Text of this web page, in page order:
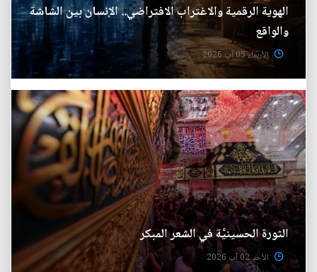
الهوية الرقمية والاغتراب الافتراضي.. الإنسان بين الشاشة
والواقع
الأربعاء 05 آب 2026
الثورة الحسينيَّة في الشعر المبكر
الأحد 02 آب 2026